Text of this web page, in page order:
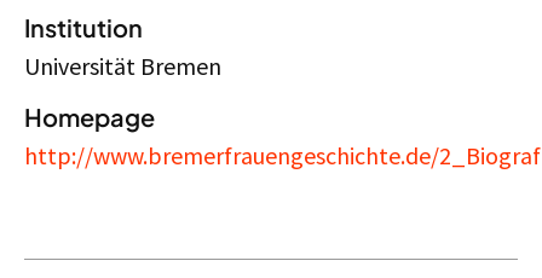
Institution
Universität Bremen
Homepage
http://www.bremerfrauengeschichte.de/